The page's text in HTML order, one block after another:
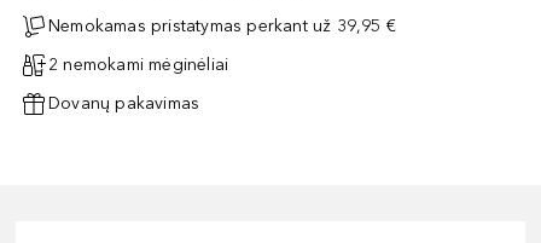
Nemokamas pristatymas perkant už 39,95 €
2 nemokami mėginėliai
Dovanų pakavimas